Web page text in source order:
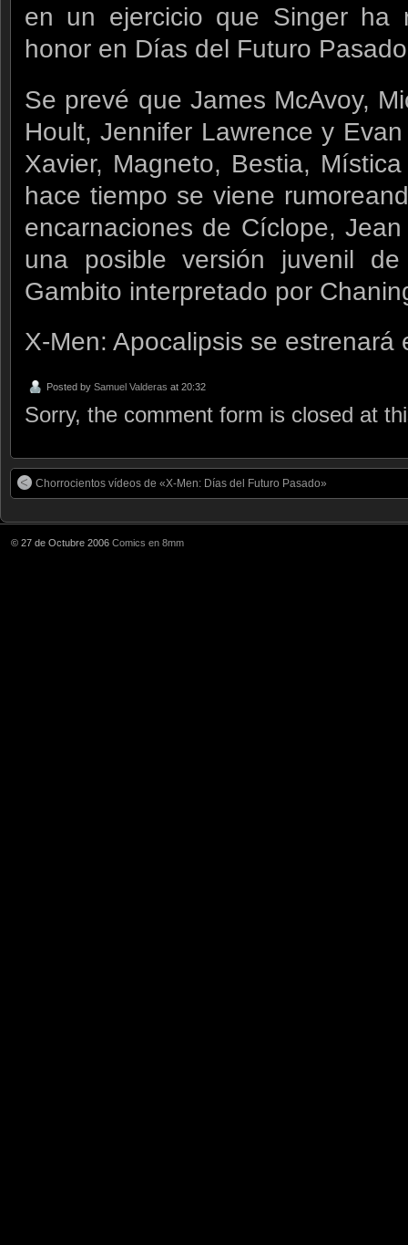
en un ejercicio que Singer ha
honor en Días del Futuro
Se prevé que James McAvoy,
Hoult, Jennifer Lawrence y
Xavier, Magneto, Bestia,
hace tiempo se viene
encarnaciones de Cíclope,
una posible versión juvenil
Gambito interpretado por
X-Men: Apocalipsis se
Posted by Samuel Valderas at 20:32
Sorry, the comment form is closed at
Chorrocientos vídeos de «X-Men: Días del Futuro Pasado»
© 27 de Octubre 2006 Comics en 8mm